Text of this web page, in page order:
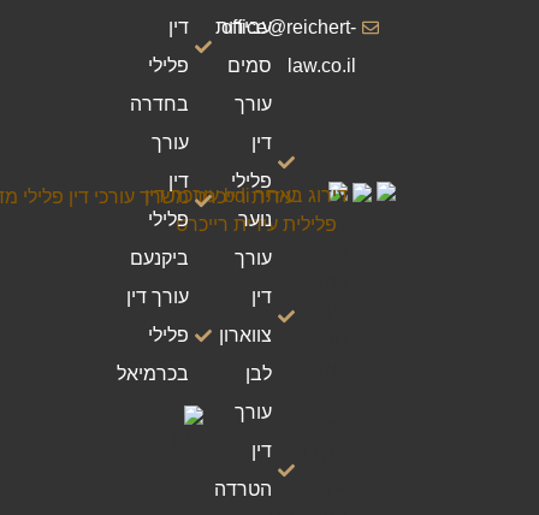
office@reichert-
law.co.il
עבירות
סמים
עורך
דין
פלילי
נוער
עורך
דין
צווארון
לבן
עורך
דין
הטרדה
דין
פלילי
בחדרה
עורך
דין
פלילי
ביקנעם
עורך דין
פלילי
בכרמיאל